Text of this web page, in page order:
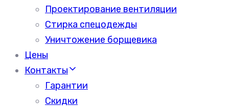
Проектирование вентиляции
Стирка спецодежды
Уничтожение борщевика
Цены
Контакты
Гарантии
Скидки